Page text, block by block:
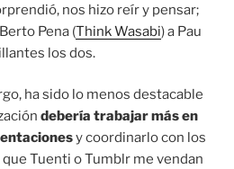
nos hizo reír y pensar;
Pena (Think Wasabi) a Pau
los dos.
ha sido lo menos destacable
debería trabajar más en
y coordinarlo con los
Tuenti o Tumblr me vendan